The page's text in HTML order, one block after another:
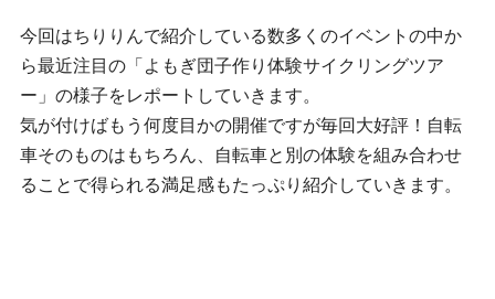
今回はちりりんで紹介している数多くのイベントの中か
ら最近注目の「よもぎ団子作り体験サイクリングツア
ー」の様子をレポートしていきます。
気が付けばもう何度目かの開催ですが毎回大好評！自転
車そのものはもちろん、自転車と別の体験を組み合わせ
ることで得られる満足感もたっぷり紹介していきます。